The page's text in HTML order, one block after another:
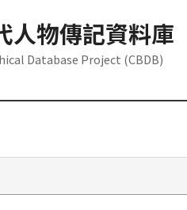
人物傳記資料庫
Database Project (CBDB)